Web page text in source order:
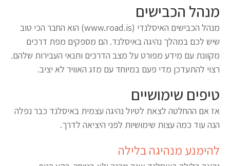
מנהל הכבישים
מנהל הכבישים האיסלנדי (www.road.is) הוא החבר הכי טוב
שיש לכם במהלך נהיגה באיסלנד. הם מספקים מפת דרכים
מקוונת עם מידע מפורט על מצב הדרכים ותנאי העבירות שלהם.
רצוי להתעדכן מדי פעם במיוחד עם מזג האוויר לא יציב.
טיפים שימושיים
אז אם ההחלטה לצאת לטיול נהיגה עצמית באיסלנד כבר נפלה
הנה עוד כמה עצות שימושיות לפני היציאה לדרך.
להימנע מנהיגה בלילה